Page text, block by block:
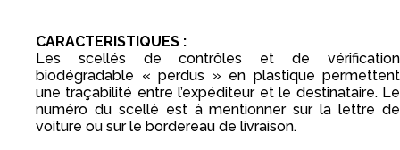
CARACTERISTIQUES :
Les scellés de contrôles et de vérification
biodégradable « perdus » en plastique permettent
une traçabilité entre l’expéditeur et le destinataire. Le
numéro du scellé est à mentionner sur la lettre de
voiture ou sur le bordereau de livraison.